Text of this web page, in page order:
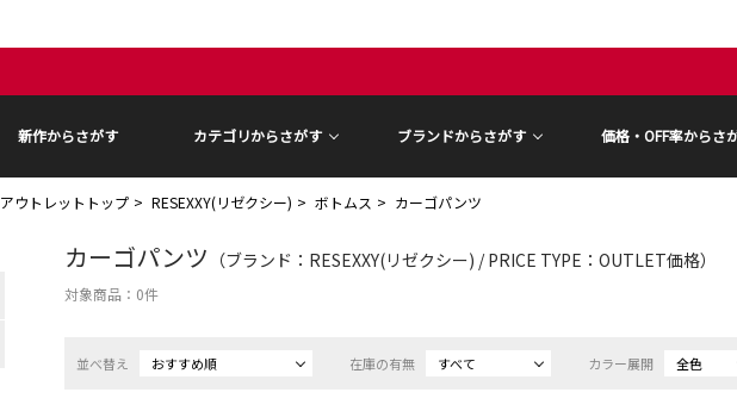
新作からさがす カテゴリからさがす ブランドからさがす 価格・OFF率からさ
アウトレットトップ RESEXXY(リゼクシー) ボトムス カーゴパンツ
カーゴパンツ （ブランド：RESEXXY(リゼクシー) / PRICE TYPE：OUTLET価格）
対象商品： 0件
並べ替え おすすめ順 在庫の有無 すべて カラー展開 全色